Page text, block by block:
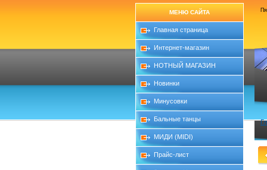
МЕНЮ САЙТА
Главная страница
Интернет-магазин
НОТНЫЙ МАГАЗИН
Новинки
Минусовки
Бальные танцы
МИДИ (MIDI)
Прайс-лист